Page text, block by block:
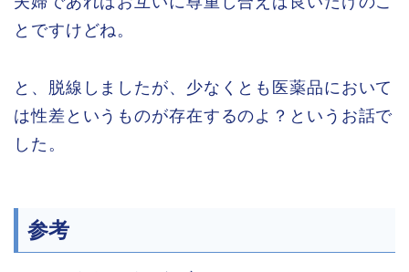
とですけどね。
と、脱線しましたが、少なくとも医薬品において
は性差というものが存在するのよ？というお話で
した。
参考